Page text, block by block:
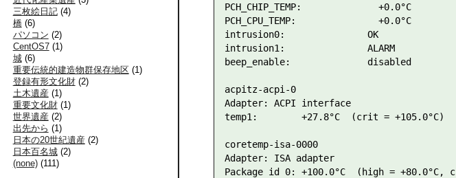
PCH_CHIP_TEMP:              +0.0°C
PCH_CPU_TEMP:               +0.0°C
intrusion0:               OK
intrusion1:               ALARM
beep_enable:              disabled
acpitz-acpi-0
Adapter: ACPI interface
temp1:        +27.8°C  (crit = +105.0°C)
coretemp-isa-0000
Adapter: ISA adapter
Package id 0: +100.0°C  (high = +80.0°C,
三枚絵日記 (4)
橋 (6)
パソコン (2)
CentOS7 (1 )
城 (6)
重要伝統的建造物群保存地区 (1 )
登録有形文化財 (2)
土木遺産 (1 )
重要文化財 (1 )
世界遺産 (2)
出先から (1 )
日本の20世紀遺産 (2)
日本百名城 (2)
(none) (111 )